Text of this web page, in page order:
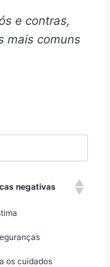
e contras,
mais comuns
negativas
os cuidados